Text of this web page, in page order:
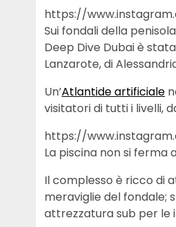
https://
Sui fondali della
Deep Dive Dubai è
Lanzarote, di
Un’Atlantide artificiale
visitatori di tutti i livelli,
https://
La piscina non si
Il complesso è ricco di
meraviglie del fondale;
attrezzatura sub per le